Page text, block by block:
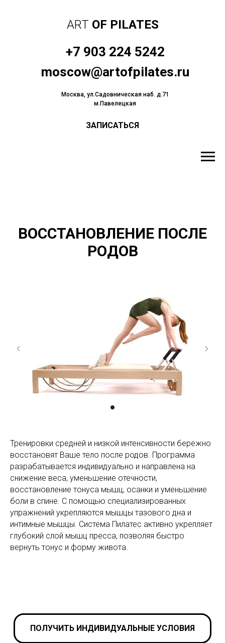
ART OF PILATES
+7 903 224 5242
moscow@artofpilates.ru
Москва, ул.Садовническая наб. д.71
м.Павелецкая
ЗАПИСАТЬСЯ
ВОССТАНОВЛЕНИЕ ПОСЛЕ
РОДОВ
Тренировки средней и низкой интенсивности бережно
восстановят Ваше тело после родов. Программа
разрабатывается индивидуально и направлена на
снижение веса, уменьшение отечности,
восстановление тонуса мышц, осанки и уменьшение
боли в спине. С помощью специализированных
упражнений укрепляются мышцы тазового дна и
интимные мышцы. Система Пилатес активно укрепляет
глубокий слой мышц пресса, позволяя быстро
вернуть тонус и форму живота.
ПОЛУЧИТЬ ИНДИВИДУАЛЬНЫЕ УСЛОВИЯ